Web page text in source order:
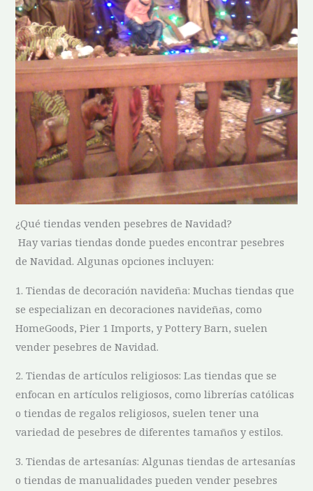
¿Qué tiendas venden pesebres de ⁣Navidad?
‌ Hay varias tiendas donde puedes encontrar pesebres
de Navidad. Algunas opciones incluyen:
1. Tiendas de decoración navideña: Muchas tiendas que
se especializan en decoraciones navideñas, como
HomeGoods, Pier 1 Imports, y Pottery‌ Barn, suelen
vender ⁤pesebres⁤ de⁤ Navidad.
2. Tiendas de ‌artículos religiosos: Las tiendas que se
enfocan en⁣ artículos religiosos, como librerías católicas
o tiendas de regalos religiosos, suelen tener una​
variedad de pesebres de diferentes tamaños y ⁢estilos.
3. Tiendas de artesanías: ⁢Algunas tiendas de artesanías​
o tiendas de manualidades pueden vender ⁤pesebres